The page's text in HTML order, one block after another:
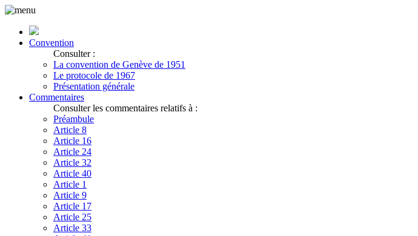
Convention
Consulter :
La convention de Genève de 1951
Le protocole de 1967
Présentation générale
Commentaires
Consulter les commentaires relatifs à :
Préambule
Article 8
Article 16
Article 24
Article 32
Article 40
Article 1
Article 9
Article 17
Article 25
Article 33